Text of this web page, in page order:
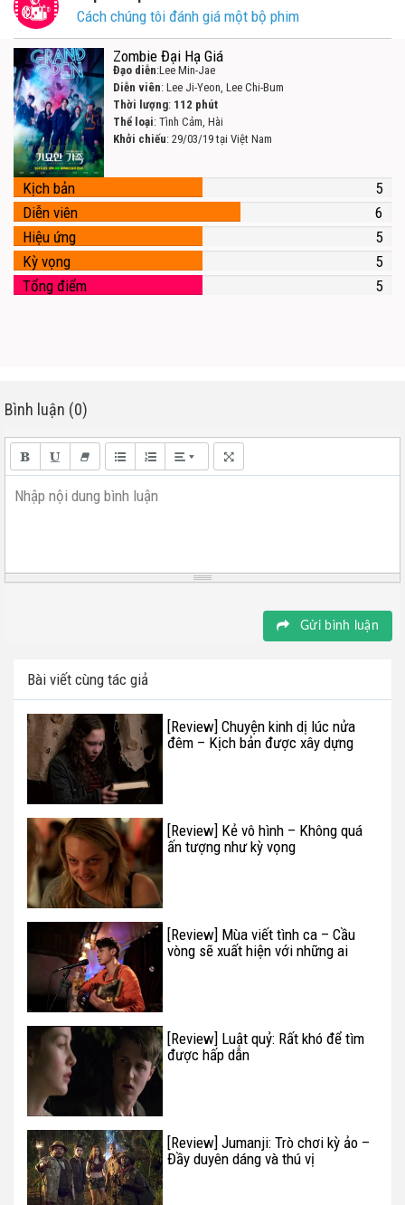
Cách chúng tôi đánh giá một bộ phim
Zombie Đại Hạ Giá
Đạo diễn:Lee Min-Jae
Diễn viên: Lee Ji-Yeon, Lee Chi-Bum
Thời lượng: 112 phút
Thể loại: Tình Cảm, Hài
Khởi chiếu: 29/03/19 tại Việt Nam
Kịch bản
5
Diễn viên
6
Hiệu ứng
5
Kỳ vọng
5
Tổng điểm
5
Bình luận (0)
Nhập nội dung bình luận
Gửi bình luận
Bài viết cùng tác giả
[Review] Chuyện kinh dị lúc nửa
đêm – Kịch bản được xây dựng
[Review] Kẻ vô hình – Không quá
ấn tượng như kỳ vọng
[Review] Mùa viết tình ca – Cầu
vòng sẽ xuất hiện với những ai
[Review] Luật quỷ: Rất khó để tìm
được hấp dẫn
[Review] Jumanji: Trò chơi kỳ ảo –
Đầy duyên dáng và thú vị